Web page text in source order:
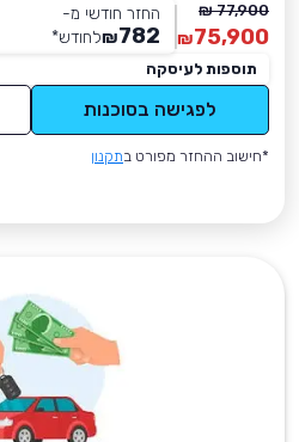
77,900 ₪
75,900
₪
החזר חודשי מ-
782
₪לחודש*
תוספות לעיסקה
לפגישה בסוכנות
*חישוב ההחזר מפורט בתקנון